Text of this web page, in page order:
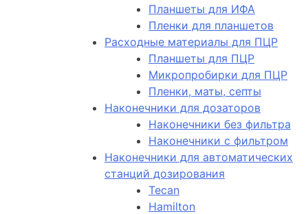
Планшеты для ИФА
Пленки для планшетов
Расходные материалы для ПЦР
Планшеты для ПЦР
Микропробирки для ПЦР
Пленки, маты, септы
Наконечники для дозаторов
Наконечники без фильтра
Наконечники с фильтром
Наконечники для автоматических
станций дозирования
Tecan
Hamilton